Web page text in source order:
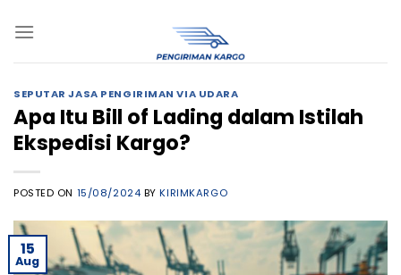
SEPUTAR JASA PENGIRIMAN VIA UDARA
Apa Itu Bill of Lading dalam Istilah
Ekspedisi Kargo?
POSTED ON 15/08/2024 BYKIRIMKARGO
15
Aug